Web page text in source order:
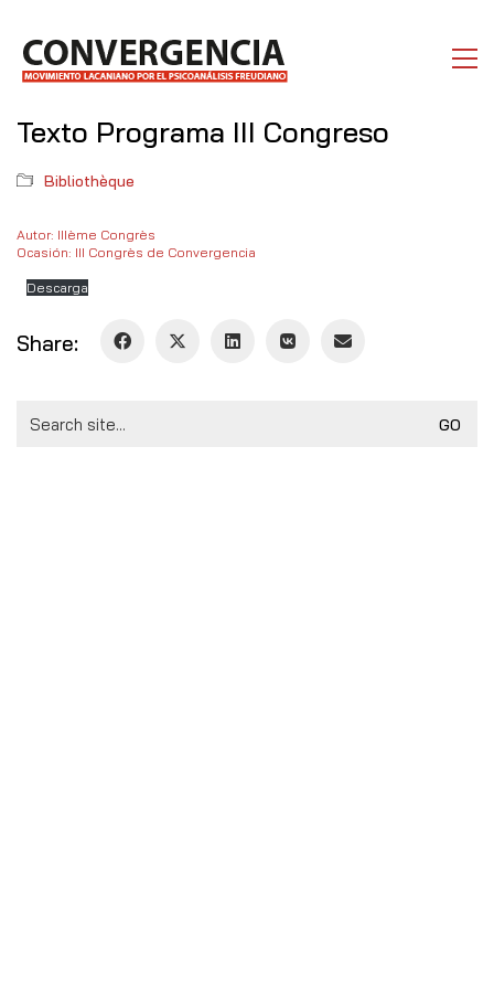
Texto Programa III Congreso
Bibliothèque
Autor: IIIème Congrès
Ocasión: III Congrès de Convergencia
Descarga
Share:
for: